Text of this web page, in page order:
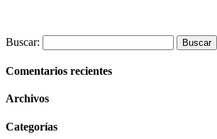
Buscar:
Comentarios recientes
Archivos
Categorías